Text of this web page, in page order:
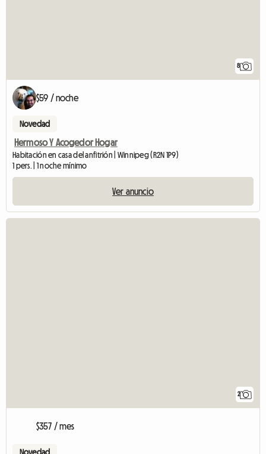
8
$59 / noche
Novedad
Hermoso Y Acogedor Hogar
Habitación en casa del anfitrión | Winnipeg (R2N 1P9)
1 pers. | 1 noche mínimo
Ver anuncio
2
$357 / mes